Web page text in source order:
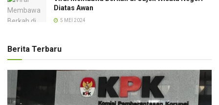
Diatas Awan
5 MEI 2024
Berita Terbaru